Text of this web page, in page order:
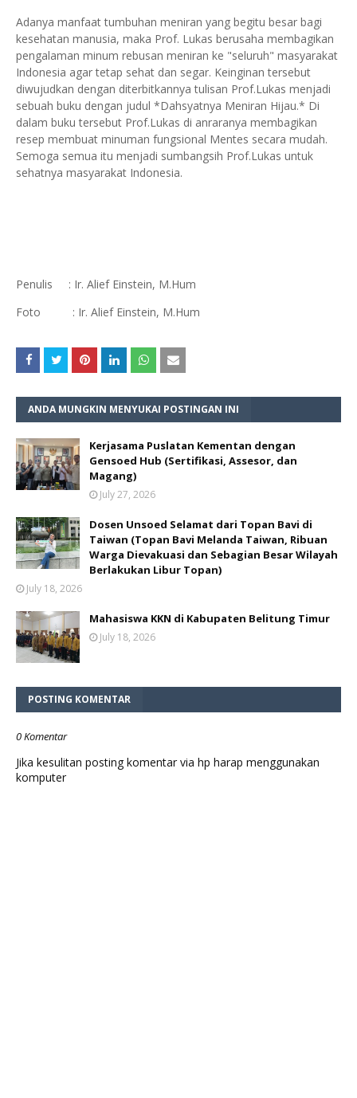
Adanya manfaat tumbuhan meniran yang begitu besar bagi
kesehatan manusia, maka Prof. Lukas berusaha membagikan
pengalaman minum rebusan meniran ke "seluruh" masyarakat
Indonesia agar tetap sehat dan segar. Keinginan tersebut
diwujudkan dengan diterbitkannya tulisan Prof.Lukas menjadi
sebuah buku dengan judul *Dahsyatnya Meniran Hijau.* Di
dalam buku tersebut Prof.Lukas di anraranya membagikan
resep membuat minuman fungsional Mentes secara mudah.
Semoga semua itu menjadi sumbangsih Prof.Lukas untuk
sehatnya masyarakat Indonesia.
Penulis : Ir. Alief Einstein, M.Hum
Foto : Ir. Alief Einstein, M.Hum
ANDA MUNGKIN MENYUKAI POSTINGAN INI
Kerjasama Puslatan Kementan dengan
Gensoed Hub (Sertifikasi, Assesor, dan
Magang)
July 27, 2026
Dosen Unsoed Selamat dari Topan Bavi di
Taiwan (Topan Bavi Melanda Taiwan, Ribuan
Warga Dievakuasi dan Sebagian Besar Wilayah
Berlakukan Libur Topan)
July 18, 2026
Mahasiswa KKN di Kabupaten Belitung Timur
July 18, 2026
POSTING KOMENTAR
0 Komentar
Jika kesulitan posting komentar via hp harap menggunakan
komputer